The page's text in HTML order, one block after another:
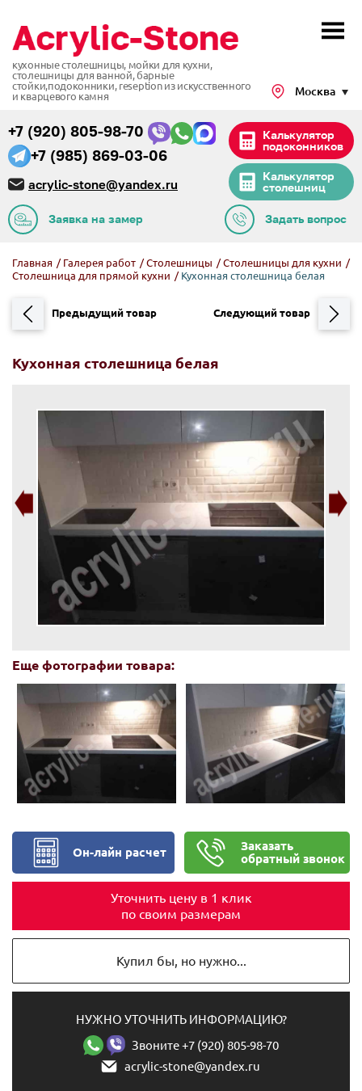
кухонные столешницы, мойки для кухни,
столешницы для ванной, барные
стойки,подоконники, reseption из искусственного
и кварцевого камня
+7 (985) 869-03-06
+7 (920) 805-98-70
acrylic-stone@yandex.ru
Калькулятор
столешниц
Калькулятор
подоконников
Москва
Задать вопрос
Заявка на замер
Главная / Галерея работ /Столешницы /Столешницы для кухни /
Столешница для прямой кухни / Кухонная столешница белая
Кухонная столешница белая
Еще фотографии товара:
Он-лайн расчет
Заказать
обратный звонок
Уточнить цену в 1 клик
по своим размерам
Купил бы, но нужно...
НУЖНО УТОЧНИТЬ ИНФОРМАЦИЮ?
Звоните +7 (920) 805-98-70
acrylic-stone@yandex.ru